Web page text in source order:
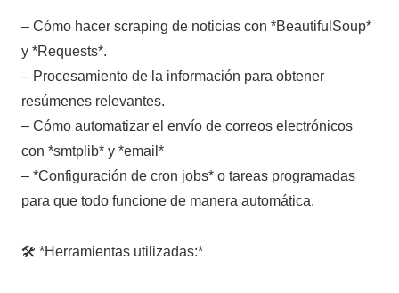
– Cómo hacer scraping de noticias con *BeautifulSoup*
y *Requests*.
– Procesamiento de la información para obtener
resúmenes relevantes.
– Cómo automatizar el envío de correos electrónicos
con *smtplib* y *email*
– *Configuración de cron jobs* o tareas programadas
para que todo funcione de manera automática.
🛠️ *Herramientas utilizadas:*